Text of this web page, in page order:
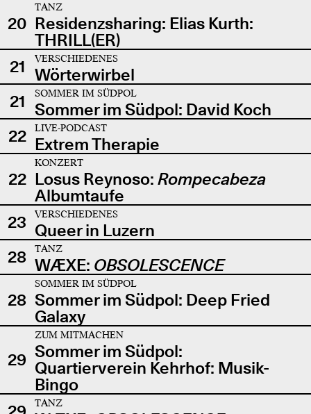
20
TANZ
Residenzsharing: Elias Kurth:
THRILL(ER)
21
VERSCHIEDENES
Wörterwirbel
21
SOMMER IM SÜDPOL
Sommer im Südpol: David Koch
22
LIVE-PODCAST
Extrem Therapie
22
KONZERT
Losus Reynoso: Rompecabeza
Albumtaufe
23
VERSCHIEDENES
Queer in Luzern
28
TANZ
WÆXE: OBSOLESCENCE
28
SOMMER IM SÜDPOL
Sommer im Südpol: Deep Fried
Galaxy
29
ZUM MITMACHEN
Sommer im Südpol:
Quartierverein Kehrhof: Musik-
Bingo
TANZ